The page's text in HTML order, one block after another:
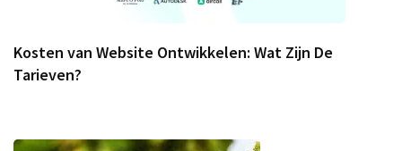
Kosten van Website Ontwikkelen: Wat Zijn De
Tarieven?